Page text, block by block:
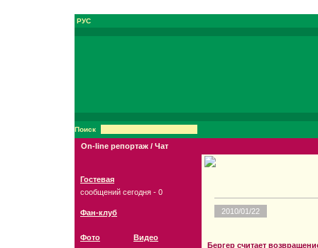
РУС
Поиск
On-line репортаж / Чат
Гостевая
сообщений сегодня - 0
Фан-клуб
Фото Видео
2010/01/22
Бергер считает